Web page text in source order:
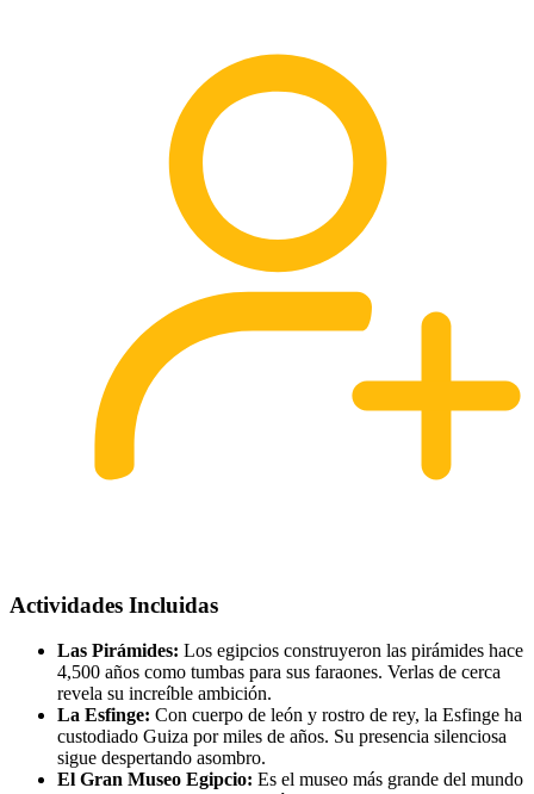
Actividades Incluidas
Las Pirámides: Los egipcios construyeron las pirámides hace
4,500 años como tumbas para sus faraones. Verlas de cerca
revela su increíble ambición.
La Esfinge: Con cuerpo de león y rostro de rey, la Esfinge ha
custodiado Guiza por miles de años. Su presencia silenciosa
sigue despertando asombro.
El Gran Museo Egipcio: Es el museo más grande del mundo